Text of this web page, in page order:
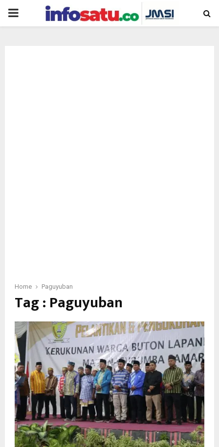
PRIMARY
Home Paguyuban
Tag : Paguyuban